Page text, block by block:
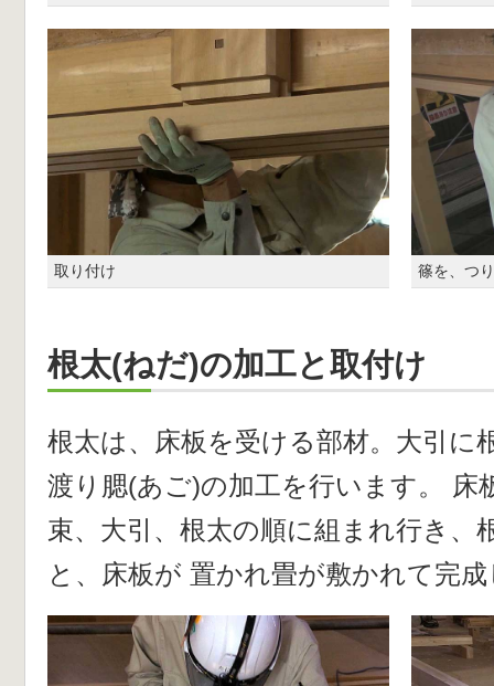
取り付け 篠を、つ
根太(ねだ)の加工と取付け
根太は、床板を受ける部材。大引に
渡り腮(あご)の加工を行います。 床
束、大引、根太の順に組まれ行き、
と、床板が 置かれ畳が敷かれて完